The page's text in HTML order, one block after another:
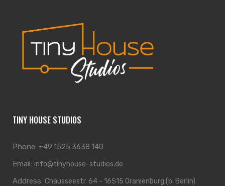
TINY HOUSE STUDIOS
Phone: +49 1525 3638 140
Email: info@tinyhouse-studios.de
Address: Chausseestr. 64 - 16515 Oranienburg (b. Berlin)